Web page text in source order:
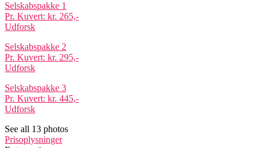
Selskabspakke 1
Pr. Kuvert: kr. 265,-
Udforsk
Selskabspakke 2
Pr. Kuvert: kr. 295,-
Udforsk
Selskabspakke 3
Pr. Kuvert: kr. 445,-
Udforsk
See all 13 photos
Prisoplysninger